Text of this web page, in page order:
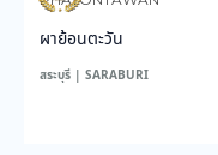
ผาย้อนตะวัน
สระบุรี | SARABURI